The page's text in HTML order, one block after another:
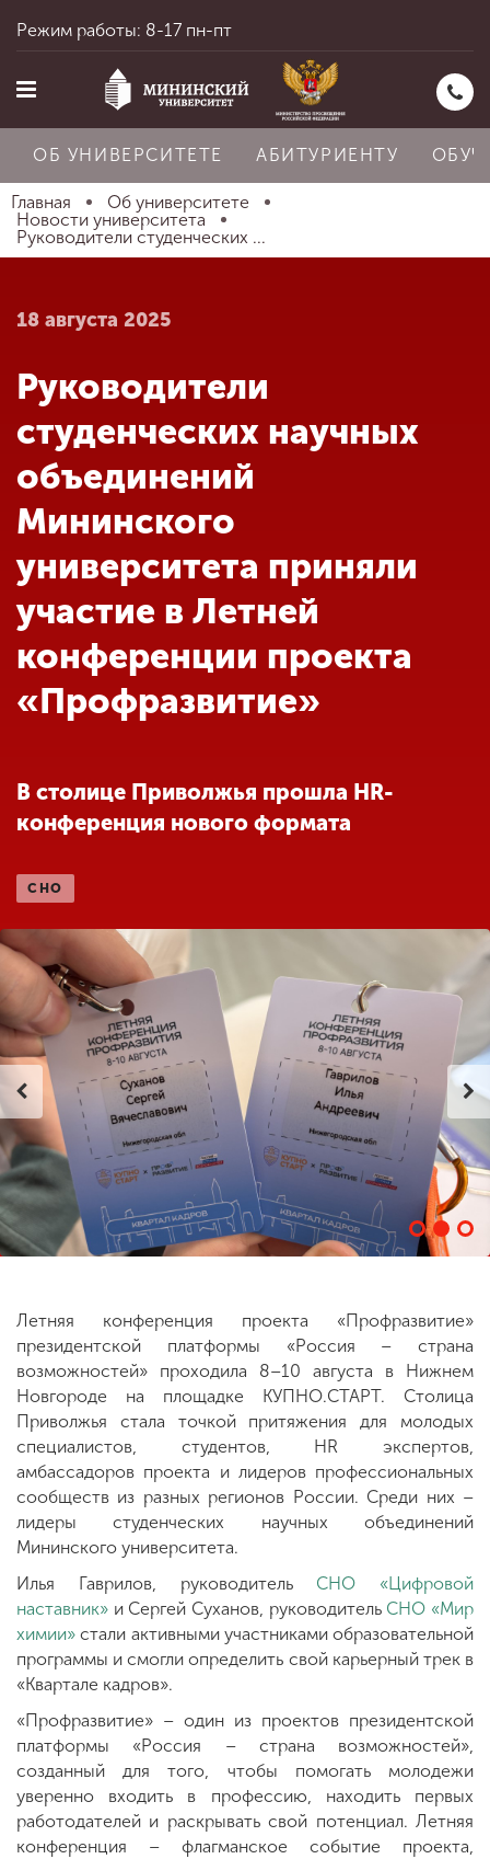
Главная
Абитуриенту
Обучение
Наука
Международная
деятельность
Сведения об
образовательной
организации
ENG SPN
Приемная
комиссия
+7 (831) 262-26-20
Режим работы: 8-17 пн-пт
ОБ УНИВЕРСИТЕТЕ АБИТУРИЕНТУ
Главная
Об университете
Новости университета
Руководители студенческих ...
18 августа 2025
Руководители
студенческих научных
объединений
Мининского
университета приняли
участие в Летней
конференции проекта
«Профразвитие»
В столице Приволжья прошла HR-
конференция нового формата
СНО
Летняя конференция проекта «Профразвитие»
президентской платформы «Россия – страна
возможностей» проходила 8–10 августа в Нижнем
Новгороде на площадке КУПНО.СТАРТ. Столица
Приволжья стала точкой притяжения для молодых
специалистов, студентов, HR экспертов,
амбассадоров проекта и лидеров профессиональных
сообществ из разных регионов России. Среди них –
лидеры студенческих научных объединений
Мининского университета.
Илья Гаврилов, руководитель СНО «Цифровой
наставник» и Сергей Суханов, руководитель СНО «Мир
химии» стали активными участниками образовательной
программы и смогли определить свой карьерный трек в
«Квартале кадров».
«Профразвитие» – один из проектов президентской
платформы «Россия – страна возможностей»,
созданный для того, чтобы помогать молодежи
уверенно входить в профессию, находить первых
работодателей и раскрывать свой потенциал. Летняя
конференция – флагманское событие проекта,